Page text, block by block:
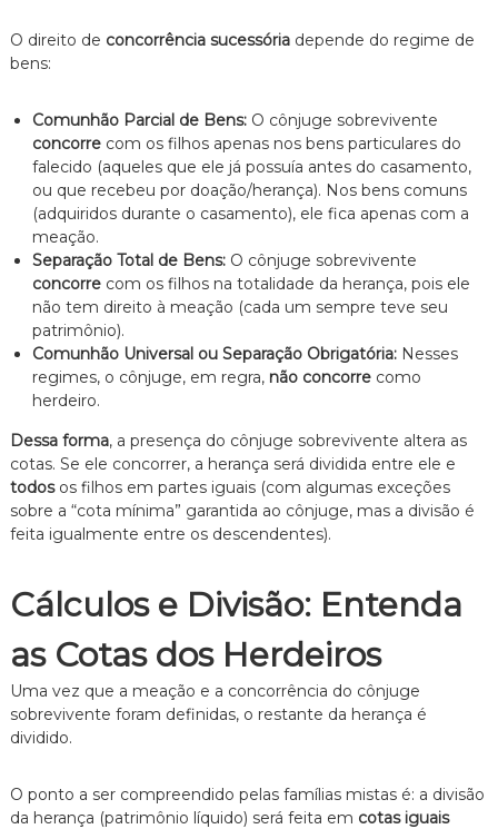
O direito de concorrência sucessóriadepende do regime de
bens:
Comunhão Parcial de Bens:O cônjuge sobrevivente
concorrecom os filhos apenas nos bens particulares do
falecido (aqueles que ele já possuía antes do casamento,
ou que recebeu por doação/herança). Nos bens comuns
(adquiridos durante o casamento), ele fica apenas com a
meação.
Separação Total de Bens:O cônjuge sobrevivente
concorrecom os filhos na totalidade da herança, pois ele
não tem direito à meação (cada um sempre teve seu
patrimônio).
Comunhão Universal ou Separação Obrigatória:Nesses
regimes, o cônjuge, em regra, não concorrecomo
herdeiro.
Dessa forma, a presença do cônjuge sobrevivente altera as
cotas. Se ele concorrer, a herança será dividida entre ele e
todosos filhos em partes iguais (com algumas exceções
sobre a “cota mínima” garantida ao cônjuge, mas a divisão é
feita igualmente entre os descendentes).
Cálculos e Divisão: Entenda
as Cotas dos Herdeiros
Uma vez que a meação e a concorrência do cônjuge
sobrevivente foram definidas, o restante da herança é
dividido.
O ponto a ser compreendido pelas famílias mistas é: a divisão
da herança (patrimônio líquido) será feita em cotas iguais